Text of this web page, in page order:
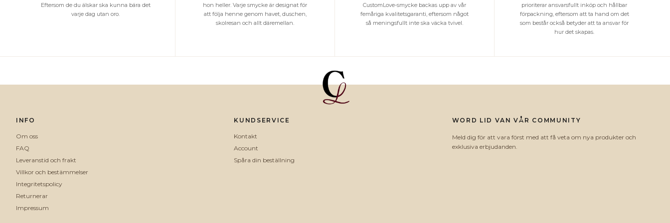
Eftersom de du älskar ska kunna bära det
varje dag utan oro.
hon heller. Varje smycke är designat för
att följa henne genom havet, duschen,
skolresan och allt däremellan.
CustomLove-smycke backas upp av vår
femåriga kvalitetsgaranti, eftersom något
så meningsfullt inte ska väcka tvivel.
prioriterar ansvarsfullt inköp och hållbar
förpackning, eftersom att ta hand om det
som består också betyder att ta ansvar för
hur det skapas.
INFO
Om oss
FAQ
Leveranstid och frakt
Villkor och bestämmelser
Integritetspolicy
Returnerar
Impressum
KUNDSERVICE
Kontakt
Account
Spåra din beställning
WORD LID VAN VÅR COMMUNITY
Meld dig för att vara först med att få veta om nya produkter och
exklusiva erbjudanden.